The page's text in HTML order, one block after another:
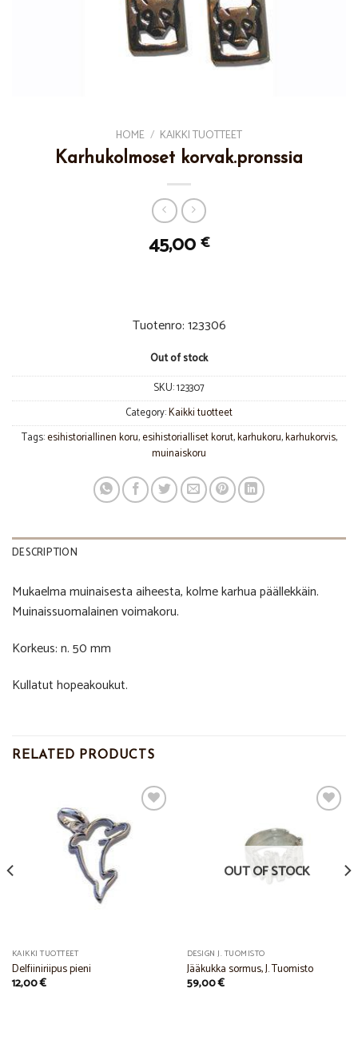
HOME / KAIKKI TUOTTEET
Karhukolmoset korvak.pronssia
45,00 €
Tuotenro: 123306
Out of stock
SKU:123307
Category:Kaikki tuotteet
Tags:esihistoriallinen koru,esihistorialliset korut,karhukoru,karhukorvis,
muinaiskoru
DESCRIPTION
Mukaelma muinaisesta aiheesta, kolme karhua päällekkäin.
Muinaissuomalainen voimakoru.
Korkeus: n. 50 mm
Kullatut hopeakoukut.
RELATED PRODUCTS
KAIKKI TUOTTEET
Delfiiniriipus pieni
12,00€
OUT OF STOCK
DESIGN J. TUOMISTO
Jääkukka sormus, J. Tuomisto
59,00€